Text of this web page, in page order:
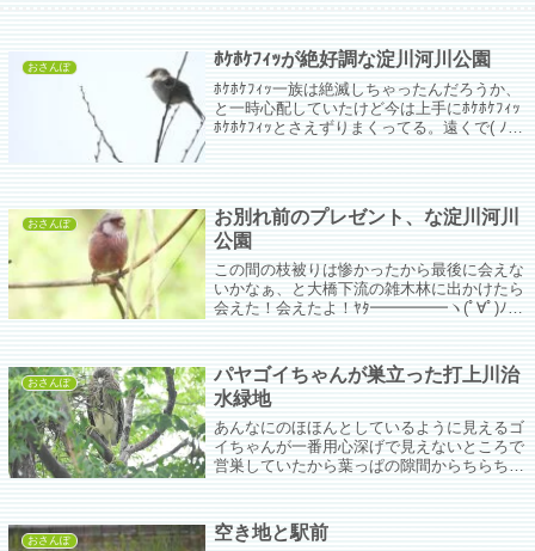
おさんぽ ﾎｹﾎｹﾌｨｯが絶好調な淀川河川公園
ﾎｹﾎｹﾌｨｯ一族は絶滅しちゃったんだろうか、
と一時心配していたけど今は上手にﾎｹﾎｹﾌｨｯ
ﾎｹﾎｹﾌｨｯとさえずりまくってる。遠くで( ﾉ
実に勢力圏が広がっていてとても心強いわw
おさんぽ
お別れ前のプレゼント、な淀川河川
公園
この間の枝被りは惨かったから最後に会えな
いかなぁ、と大橋下流の雑木林に出かけたら
会えた！会えたよ！ﾔﾀ━━━━━ヽ(ﾟ∀ﾟ)ﾉ
おさんぽ
パヤゴイちゃんが巣立った打上川治
水緑地
あんなにのほほんとしているように見えるゴ
イちゃんが一番用心深げで見えないところで
営巣していたから葉っぱの隙間からちらちら
のおつむが見えた。
おさんぽ 空き地と駅前